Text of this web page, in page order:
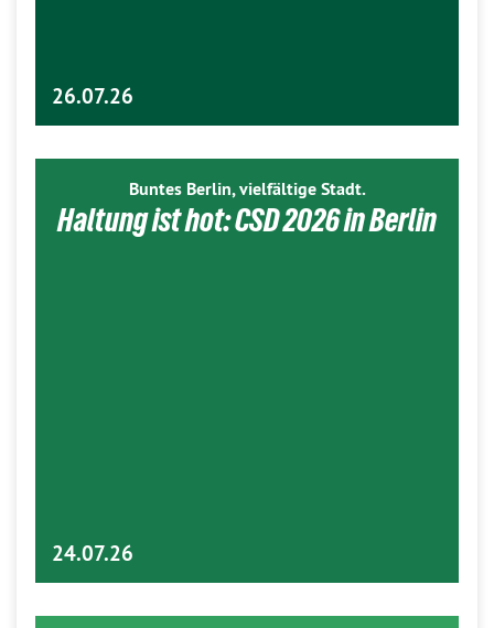
26.07.26
Buntes Berlin, vielfältige Stadt.
Haltung ist hot: CSD 2026 in Berlin
24.07.26